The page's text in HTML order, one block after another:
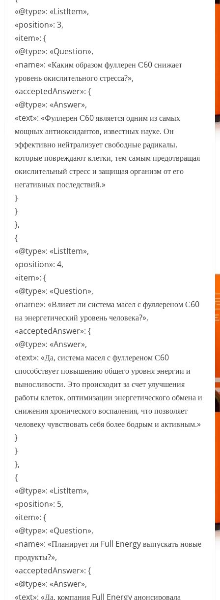
«@type»: «ListItem»,
«position»: 3,
«item»: {
«@type»: «Question»,
«name»: «Каким образом фуллерен С60 снижает
уровень окислительного стресса?»,
«acceptedAnswer»: {
«@type»: «Answer»,
«text»: «Фуллерен С60 является одним из самых
мощных антиоксидантов, известных науке. Он
эффективно нейтрализует свободные радикалы,
которые повреждают клетки, тем самым предотвращая
окислительный стресс и защищая организм от его
негативных последствий.»
}
}
},
{
«@type»: «ListItem»,
«position»: 4,
«item»: {
«@type»: «Question»,
«name»: «Влияет ли система масел с фуллереном С60
на энергетический уровень человека?»,
«acceptedAnswer»: {
«@type»: «Answer»,
«text»: «Да, система масел с фуллереном С60
способствует повышению общего уровня энергии и
выносливости. Это происходит за счет улучшения
работы клеток, оптимизации энергетического обмена и
снижения хронического воспаления, что позволяет
человеку чувствовать себя более бодрым и активным.»
}
}
},
{
«@type»: «ListItem»,
«position»: 5,
«item»: {
«@type»: «Question»,
«name»: «Планирует ли Full Energy выпускать новые
продукты?»,
«acceptedAnswer»: {
«@type»: «Answer»,
«text»: «Да, компания Full Energy анонсировала